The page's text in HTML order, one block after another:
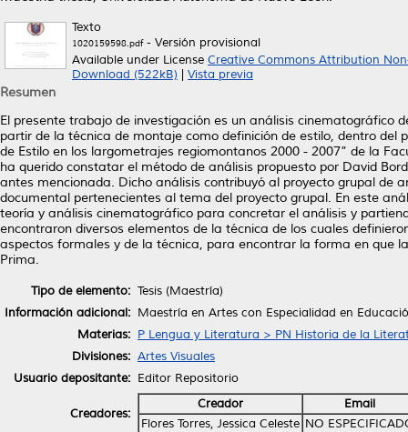
Texto
1020159598.pdf- Versión provisional
Available under License Creative Commons Attribution
Download (522kB)
Vista previa
Resumen
El presente trabajo de investigación es un análisis cinematográfico
partir de la técnica de montaje como definición de estilo, dentro del
de Estilo en los largometrajes regiomontanos 2000 - 2007” de la
ha querido constatar el método de análisis propuesto por David
antes mencionada. Dicho análisis contribuyó al proyecto grupal de
documental pertenecientes al tema del proyecto grupal. En este
teoría y análisis cinematográfico para concretar el análisis y
encontraron diversos elementos de la técnica de los cuales
aspectos formales y de la técnica, para encontrar la forma en que
Prima.
Tipo de elemento: Tesis (Maestría)
Información adicional: Maestría en Artes con Especialidad en
Materias: P Lengua y Literatura > PN Historia de la
Divisiones: Artes Visuales
Usuario depositante: Editor Repositorio
Creadores:
Creador
Email
Flores Torres, Jessica Celeste NO